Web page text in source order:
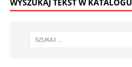
WYSZUKAJ TEKST W KATALOGU